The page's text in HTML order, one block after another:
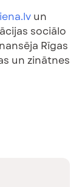
un
sociālo
Rīgas
un zinātnes